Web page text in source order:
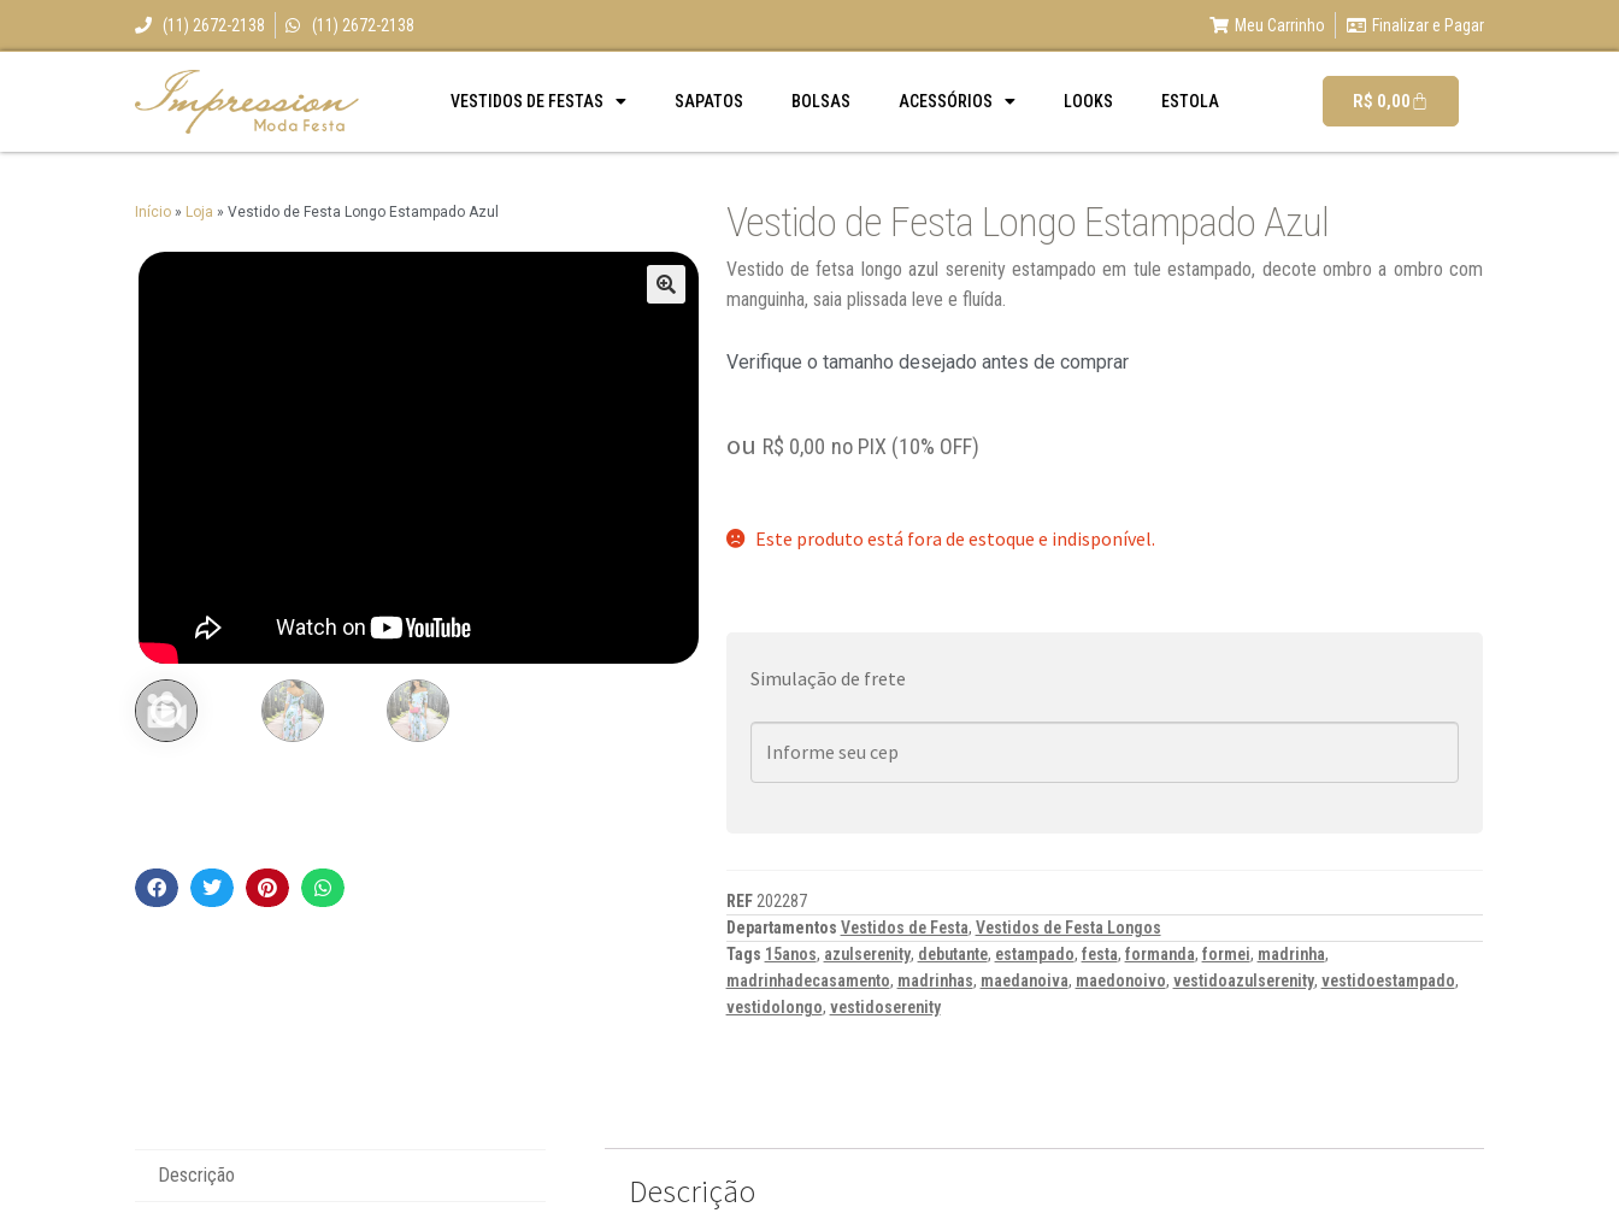
(11) 2672-2138 (11) 2672-2138 Meu Carrinho Finalizar e Pagar
VESTIDOS DE FESTAS SAPATOS BOLSAS ACESSÓRIOS LOOKS ESTOLA R$ 0,00
Início » Loja » Vestido de Festa Longo Estampado Azul Vestido de Festa Longo Estampado Azul
Vestido de fetsa longo azul serenity estampado em tule estampado, decote ombro a ombro com
manguinha, saia plissada leve e fluída.
Verifique o tamanho desejado antes de comprar
ou R$ 0,00 no PIX (10% OFF)
Este produto está fora de estoque e indisponível.
Simulação de frete
REF 202287
Departamentos Vestidos de Festa, Vestidos de Festa Longos
Tags 15anos, azulserenity, debutante, estampado, festa, formanda, formei, madrinha,
madrinhadecasamento, madrinhas, maedanoiva, maedonoivo, vestidoazulserenity, vestidoestampado,
vestidolongo, vestidoserenity
Descrição Descrição